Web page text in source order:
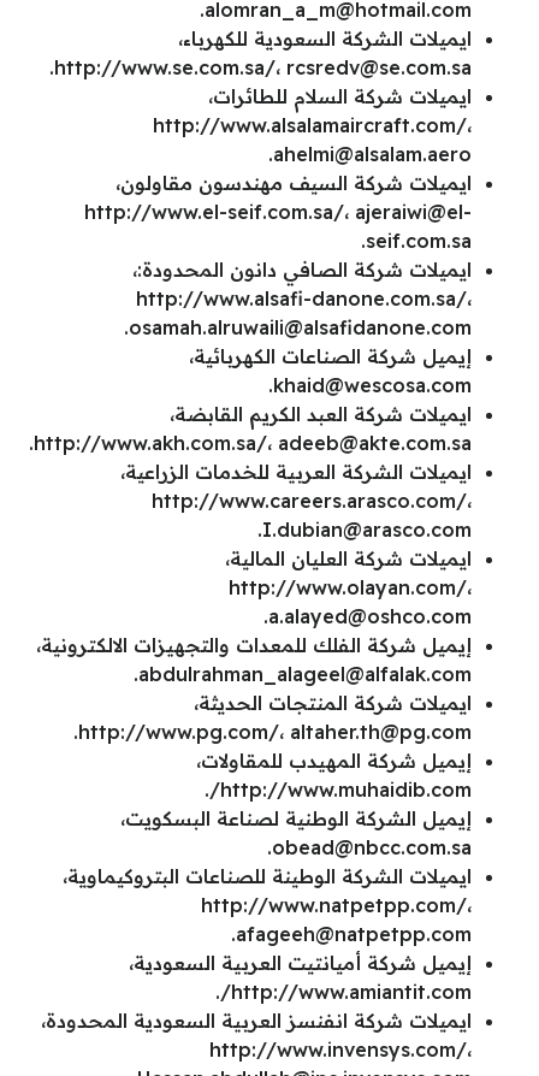
alomran_a_m@hotmail.com
.
ايميلات الشركة السعودية للكهرباء،
http://www.se.com.sa/، rcsredv@se.com.sa
.
ايميلات شركة السلام للطائرات،
http://www.alsalamaircraft.com/،
ahelmi@alsalam.aero
.
ايميلات شركة السيف مهندسون مقاولون،
http://www.el-seif.com.sa/، ajeraiwi@el-
seif.com.sa
.
ايميلات شركة الصافي دانون المحدودة:،
http://www.alsafi-danone.com.sa/،
osamah.alruwaili@alsafidanone.com
.
إيميل شركة الصناعات الكهربائية،
khaid@wescosa.com
.
ايميلات شركة العبد الكريم القابضة،
http://www.akh.com.sa/، adeeb@akte.com.sa
.
ايميلات الشركة العربية للخدمات الزراعية،
http://www.careers.arasco.com/،
I.dubian@arasco.com
.
ايميلات شركة العليان المالية،
http://www.olayan.com/،
a.alayed@oshco.com
.
إيميل شركة الفلك للمعدات والتجهيزات الالكترونية،
abdulrahman_alageel@alfalak.com
.
ايميلات شركة المنتجات الحديثة،
http://www.pg.com/، altaher.th@pg.com
.
إيميل شركة المهيدب للمقاولات،
http://www.muhaidib.com/.
إيميل الشركة الوطنية لصناعة البسكويت،
obead@nbcc.com.sa
.
ايميلات الشركة الوطينة للصناعات البتروكيماوية،
http://www.natpetpp.com/،
afageeh@natpetpp.com
.
إيميل شركة أميانتيت العربية السعودية،
http://www.amiantit.com/.
ايميلات شركة انفنسز العربية السعودية المحدودة،
http://www.invensys.com/،